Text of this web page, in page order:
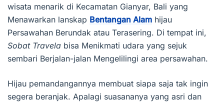
wisata menarik di Kecamatan Gianyar, Bali yang
Menawarkan lanskap Bentangan Alam hijau
Persawahan Berundak atau Terasering. Di tempat ini,
Sobat Travela bisa Menikmati udara yang sejuk
sembari Berjalan-jalan Mengelilingi area persawahan.
Hijau pemandangannya membuat siapa saja tak ingin
segera beranjak. Apalagi suasananya yang asri dan